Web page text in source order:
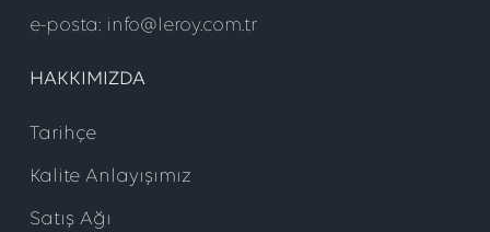
e-posta: info@leroy.com.tr
HAKKIMIZDA
Tarihçe
Kalite Anlayışımız
Satış Ağı